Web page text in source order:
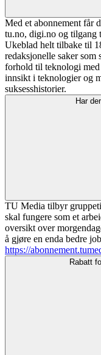
Med et abonnement får
tu.no, digi.no og tilgang
Ukeblad helt tilbake til
redaksjonelle saker som
forhold til teknologi
innsikt i teknologier og
suksesshistorier.
Har
TU Media tilbyr
skal fungere som et
oversikt over
å gjøre en enda bedre
https://
Rabatt